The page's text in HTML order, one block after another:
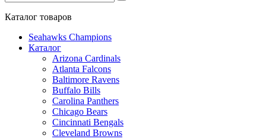
Каталог товаров
Seahawks Champions
Каталог
Arizona Cardinals
Atlanta Falcons
Baltimore Ravens
Buffalo Bills
Carolina Panthers
Chicago Bears
Cincinnati Bengals
Cleveland Browns